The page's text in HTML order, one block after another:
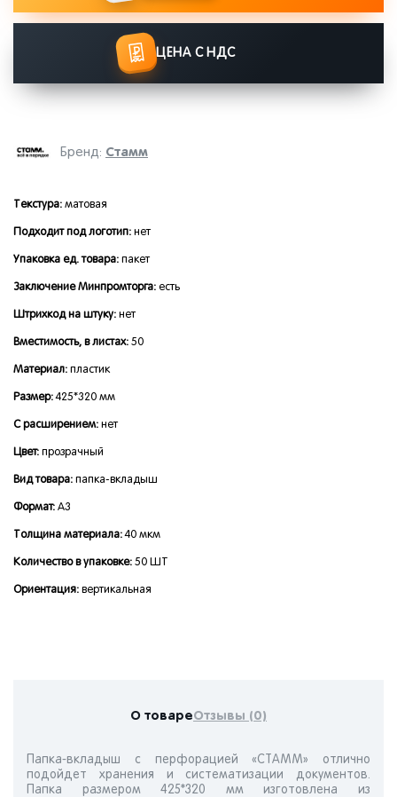
Бренд: Стамм
Текстура: матовая
Подходит под логотип: нет
Упаковка ед. товара: пакет
Заключение Минпромторга: есть
Штрихкод на штуку: нет
Вместимость, в листах: 50
Материал: пластик
Размер: 425*320 мм
С расширением: нет
Цвет: прозрачный
Вид товара: папка-вкладыш
Формат: A3
Толщина материала: 40 мкм
Количество в упаковке: 50 ШТ
Ориентация: вертикальная
ЦЕНА С НДС
О товареОтзывы (0)
Папка-вкладыш с перфорацией «СТАММ» отлично
подойдет хранения и систематизации документов.
Папка размером 425*320 мм изготовлена из